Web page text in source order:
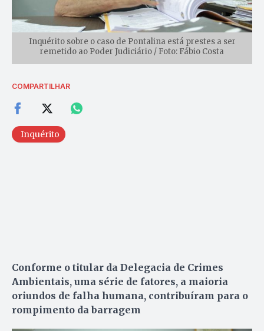
Inquérito sobre o caso de Pontalina está prestes a ser
remetido ao Poder Judiciário / Foto: Fábio Costa
COMPARTILHAR
Inquérito
Conforme o titular da Delegacia de Crimes
Ambientais, uma série de fatores, a maioria
oriundos de falha humana, contribuíram para o
rompimento da barragem